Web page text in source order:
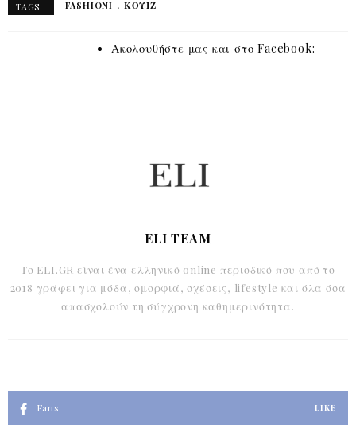
TAGS : FASHIONI ΚΟΥΙΖ
Ακολουθήστε μας και στο Facebook:
ELI TEAM
Το ELI.GR είναι ένα ελληνικό online περιοδικό που από το
2018 γράφει για μόδα, ομορφιά, σχέσεις, lifestyle και όλα όσα
απασχολούν τη σύγχρονη καθημερινότητα.
Fans LIKE